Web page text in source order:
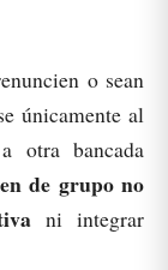
o sean
únicamente al
otra bancada
de grupo no
ni integrar